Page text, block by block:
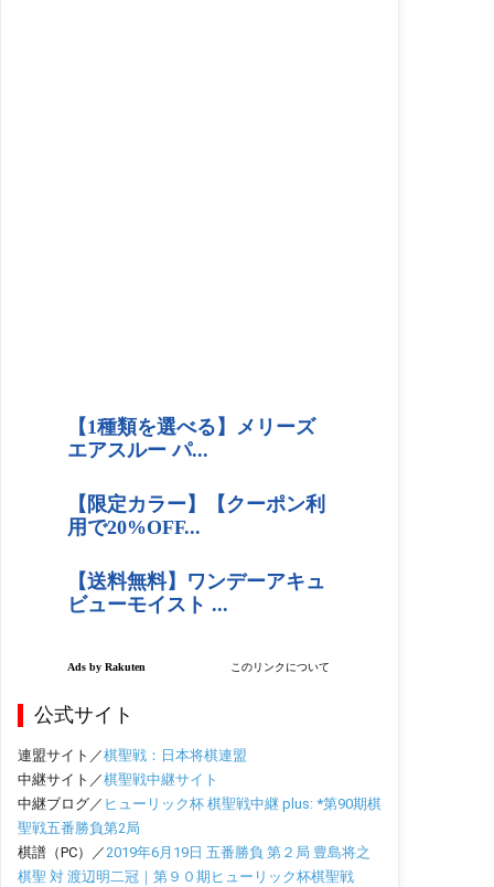
公式サイト
連盟サイト／棋聖戦：日本将棋連盟
中継サイト／棋聖戦中継サイト
中継ブログ／ ヒューリック杯 棋聖戦中継 plus: *第90期棋
聖戦五番勝負第2局
棋譜（PC）／ 2019年6月19日 五番勝負 第２局 豊島将之
棋聖 対 渡辺明二冠｜第９０期ヒューリック杯棋聖戦